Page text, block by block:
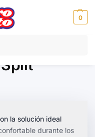
0
la solución ideal
durante los